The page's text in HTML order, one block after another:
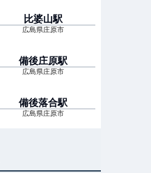
比婆山駅
広島県庄原市
備後庄原駅
広島県庄原市
備後落合駅
広島県庄原市